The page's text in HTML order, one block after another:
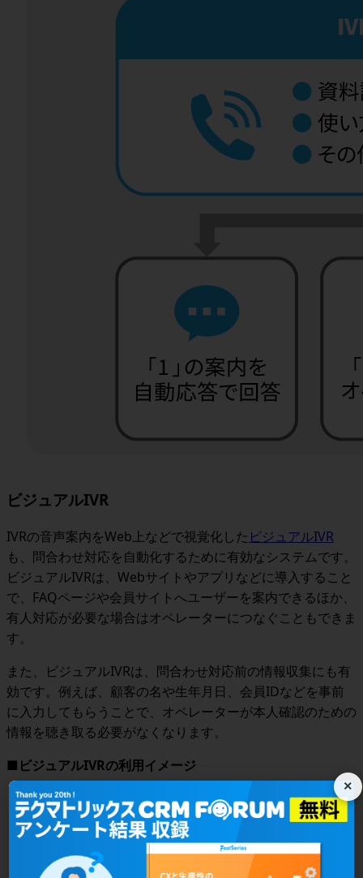
ビジュアルIVR
IVRの音声案内をWeb上などで視覚化した ビジュアルIVR
も、問合わせ対応を自動化するために有効なシステムです。
ビジュアルIVRは、Webサイトやアプリなどに導入すること
で、FAQページや会員サイトへユーザーを案内できるほか、
有人対応が必要な場合はオペレーターにつなぐこともできま
す。
また、ビジュアルIVRは、問合わせ対応前の情報収集にも有
効です。例えば、顧客の名や生年月日、会員IDなどを事前
に入力してもらうことで、オペレーターが本人確認のための
情報を聴き取る必要がなくなります。
■ビジュアルIVRの利用イメージ
×